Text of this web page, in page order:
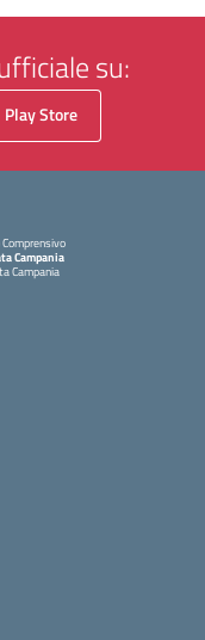
su:
Play Store
Campania
Campania
la pagina iniziale della scuola